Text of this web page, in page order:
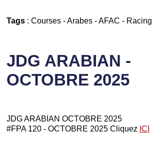
Tags: Courses-Arabes-AFAC - Racing
JDG ARABIAN -
OCTOBRE 2025
JDG ARABIAN OCTOBRE 2025
#FPA 120 - OCTOBRE 2025 Cliquez ICI